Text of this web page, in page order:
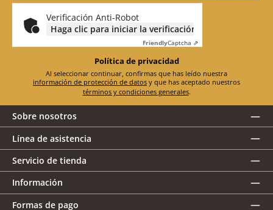
electrónico
Verificación Anti-Robot
Haga clic para iniciar la verificación
FriendlyCaptcha ⇗
Política de privacidad
información de protección de datos
términos y condiciones generales.
Sobre nosotros
Línea de asistencia
Servicio de tienda
Información
Formas de pago